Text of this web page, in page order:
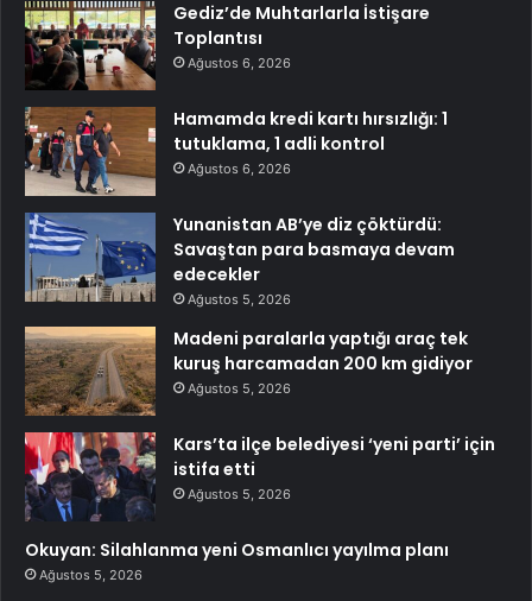
Gediz’de Muhtarlarla İstişare
Toplantısı
Ağustos 6, 2026
Hamamda kredi kartı hırsızlığı: 1
tutuklama, 1 adli kontrol
Ağustos 6, 2026
Yunanistan AB’ye diz çöktürdü:
Savaştan para basmaya devam
edecekler
Ağustos 5, 2026
Madeni paralarla yaptığı araç tek
kuruş harcamadan 200 km gidiyor
Ağustos 5, 2026
Kars’ta ilçe belediyesi ‘yeni parti’ için
istifa etti
Ağustos 5, 2026
Okuyan: Silahlanma yeni Osmanlıcı yayılma planı
Ağustos 5, 2026